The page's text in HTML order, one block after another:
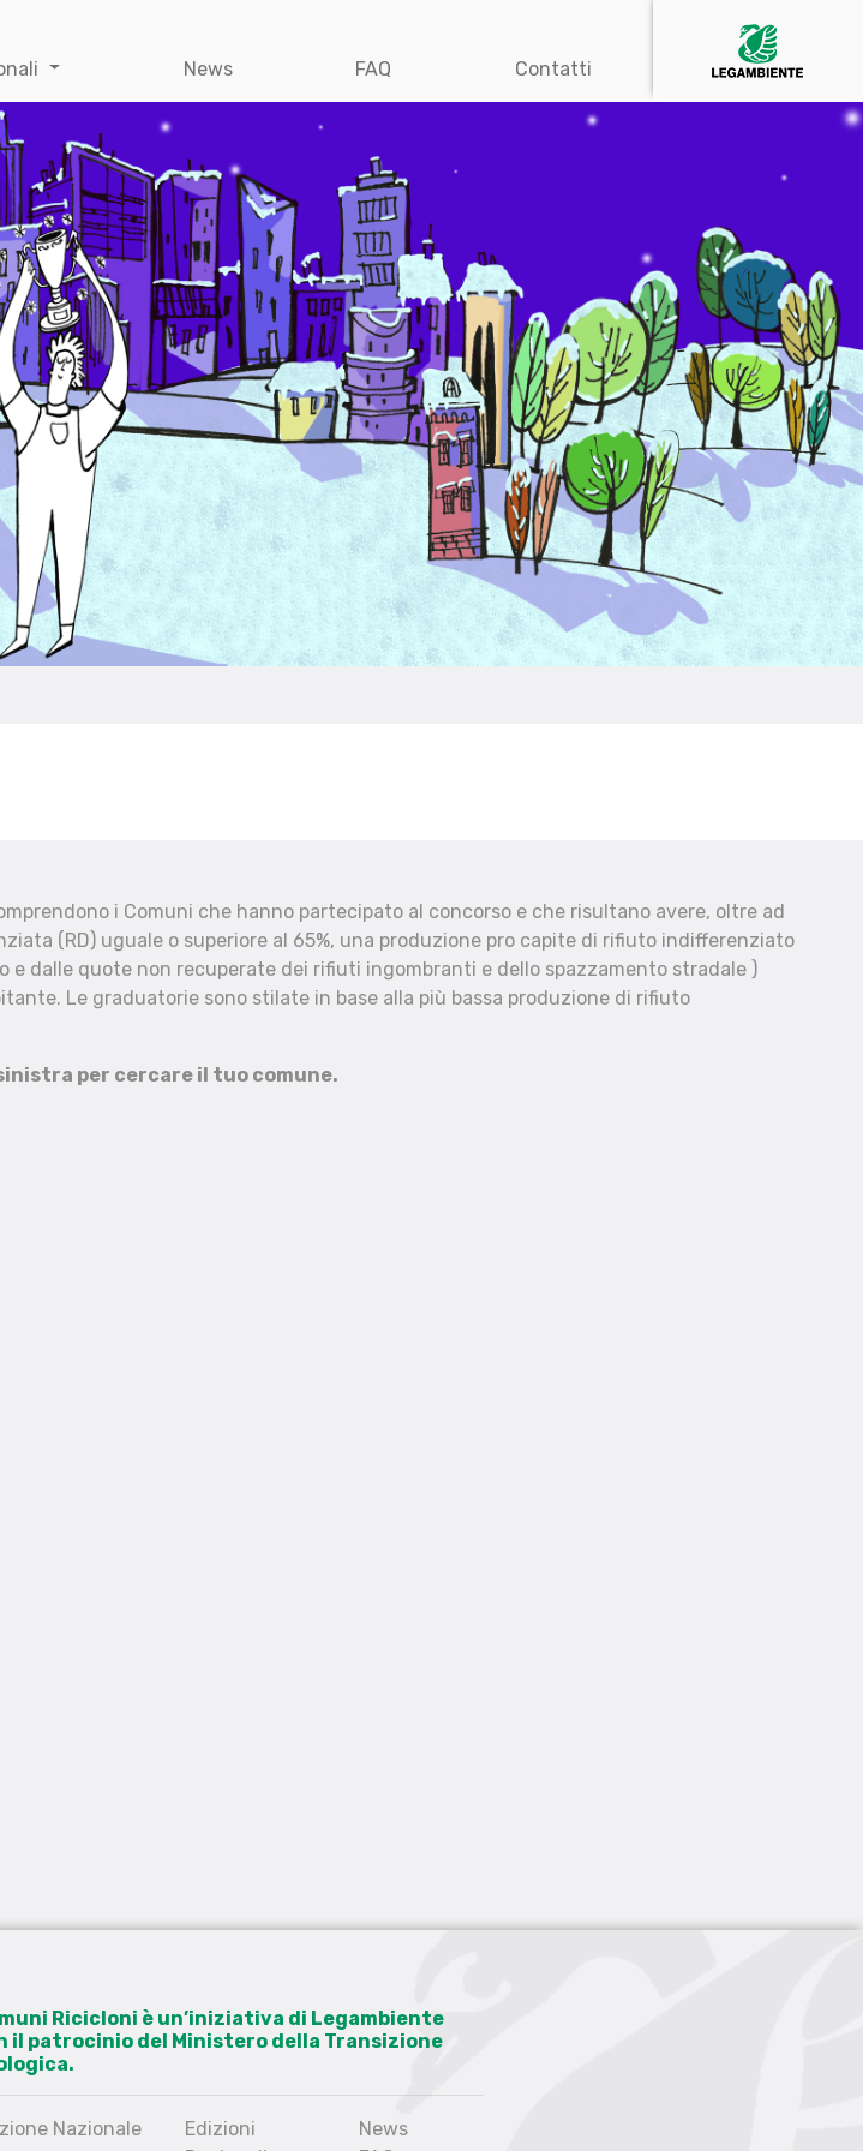
News FAQ Contatti
i Comuni che hanno partecipato al concorso e che risultano avere, oltre ad
(RD) uguale o superiore al 65%, una produzione pro capite di rifiuto indifferenziato
e dalle quote non recuperate dei rifiuti ingombranti e dello spazzamento stradale )
Le graduatorie sono stilate in base alla più bassa produzione di rifiuto
per cercare il tuo comune.
Ricicloni è un’iniziativa di Legambiente
il patrocinio del Ministero della Transizione
Nazionale
Edizioni
News